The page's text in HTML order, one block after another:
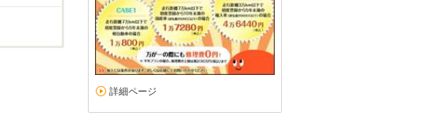
詳細ページ